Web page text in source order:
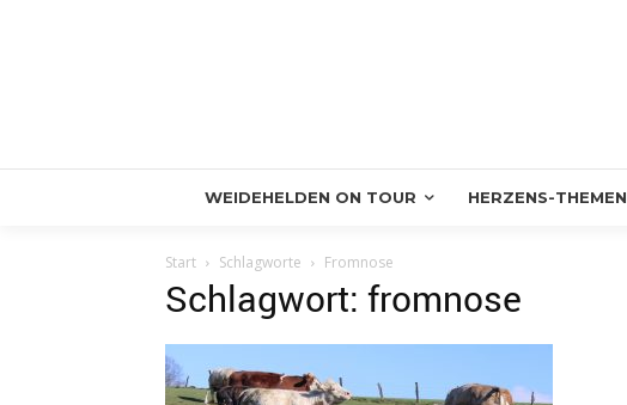
WEIDEHELDEN ON TOUR HERZENS-THEMEN
Start Schlagworte Fromnose
Schlagwort: fromnose